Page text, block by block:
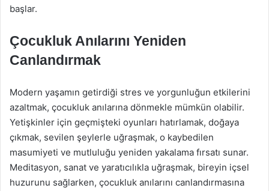
başlar.
Çocukluk Anılarını Yeniden
Canlandırmak
Modern yaşamın getirdiği stres ve yorgunluğun etkilerini
azaltmak, çocukluk anılarına dönmekle mümkün olabilir.
Yetişkinler için geçmişteki oyunları hatırlamak, doğaya
çıkmak, sevilen şeylerle uğraşmak, o kaybedilen
masumiyeti ve mutluluğu yeniden yakalama fırsatı sunar.
Meditasyon, sanat ve yaratıcılıkla uğraşmak, bireyin içsel
huzurunu sağlarken, çocukluk anılarını canlandırmasına